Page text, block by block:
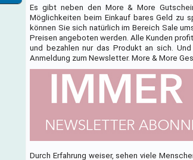
Es gibt neben den More & More
Möglichkeiten beim Einkauf bares Geld zu
können Sie sich natürlich im Bereich Sale
Preisen angeboten werden. Alle Kunden
und bezahlen nur das Produkt an sich.
Anmeldung zum Newsletter. More & More
Durch Erfahrung weiser, sehen viele